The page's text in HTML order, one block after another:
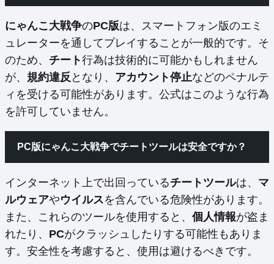
にゃんこ大戦争のPC版は、スマートフォン版のエミ
ュレーターを通してプレイすることが一般的です。そ
のため、 チート行為は技術的に可能かもしれません
が、 規約違反 となり、 アカウント停止などのペナルテ
ィを受ける可能性があります。公式はこのような行為
を許可していません。
PC版にゃんこ大戦争でチートツールは安全ですか？
インターネット上で出回っているチートツールは、 マ
ルウェアやウイルスを含んでいる危険性があります。
また、これらのツールを使用すると、 個人情報が盗ま
れたり、 PCがクラッシュしたりする可能性もありま
す。安全性を考慮すると、使用は避けるべきです。